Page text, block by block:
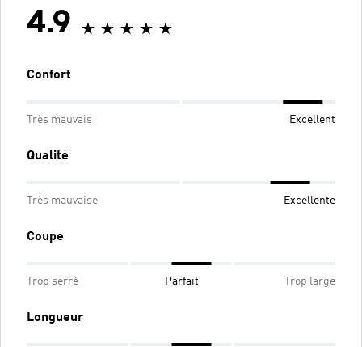
4.9
Confort
Très mauvais Excellent
Qualité
Très mauvaise Excellente
Coupe
Trop serré Parfait Trop large
Longueur